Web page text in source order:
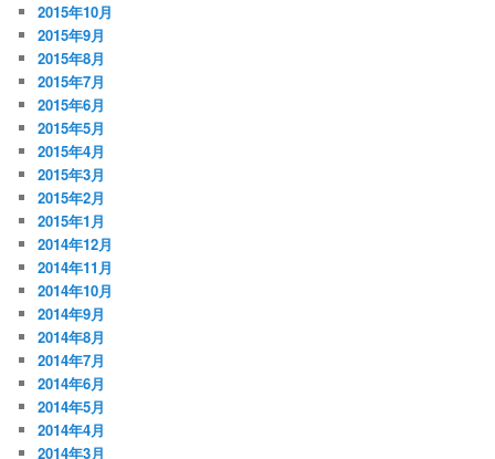
2015年10月
2015年9月
2015年8月
2015年7月
2015年6月
2015年5月
2015年4月
2015年3月
2015年2月
2015年1月
2014年12月
2014年11月
2014年10月
2014年9月
2014年8月
2014年7月
2014年6月
2014年5月
2014年4月
2014年3月